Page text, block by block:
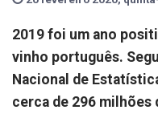
2019 foi um ano
vinho português.
Nacional de
cerca de 296 milhões